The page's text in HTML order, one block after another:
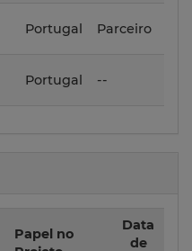
Portugal Parceiro
Portugal --
Papel no
Data
de